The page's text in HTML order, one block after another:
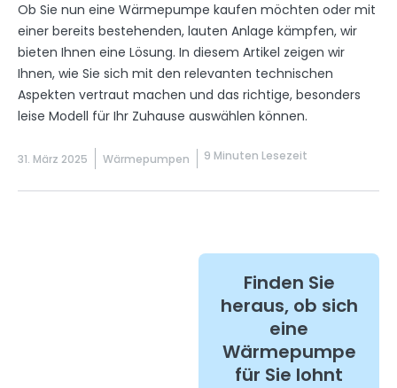
Ob Sie nun eine Wärmepumpe kaufen möchten oder mit
einer bereits bestehenden, lauten Anlage kämpfen, wir
bieten Ihnen eine Lösung. In diesem Artikel zeigen wir
Ihnen, wie Sie sich mit den relevanten technischen
Aspekten vertraut machen und das richtige, besonders
leise Modell für Ihr Zuhause auswählen können.
31. März 2025 Wärmepumpen 9 Minuten Lesezeit
Finden Sie
heraus, ob sich
eine
Wärmepumpe
für Sie lohnt